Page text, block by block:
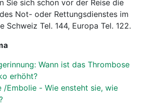
Sie sich schon vor der Reise die
Not- oder Rettungsdienstes im
Schweiz Tel. 144, Europa Tel. 122.
Wann ist das Thrombose
erhöht?
/Embolie - Wie ensteht sie, wie